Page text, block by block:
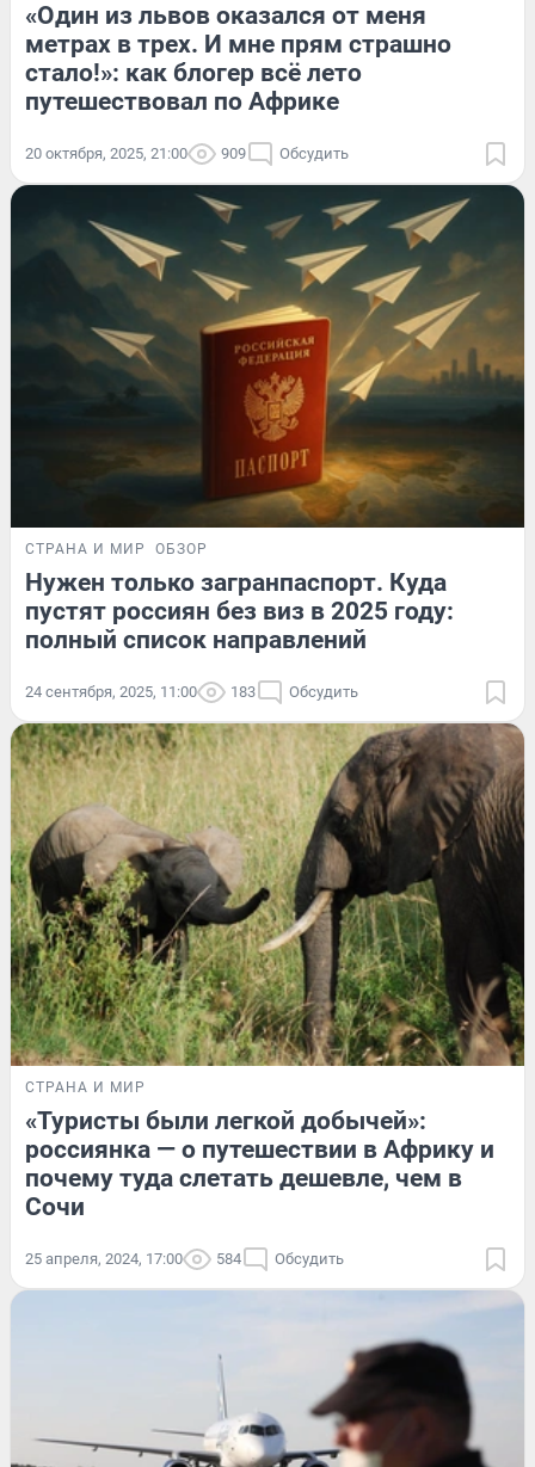
«Один из львов оказался от меня
метрах в трех. И мне прям страшно
стало!»: как блогер всё лето
путешествовал по Африке
20 октября, 2025, 21:00 909 Обсудить
СТРАНА И МИР ОБЗОР
Нужен только загранпаспорт. Куда
пустят россиян без виз в 2025 году:
полный список направлений
24 сентября, 2025, 11:00 183 Обсудить
СТРАНА И МИР
«Туристы были легкой добычей»:
россиянка — о путешествии в Африку и
почему туда слетать дешевле, чем в
Сочи
25 апреля, 2024, 17:00 584 Обсудить